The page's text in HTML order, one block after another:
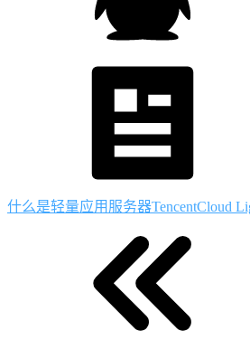
什么是轻量应用服务器TencentCloud